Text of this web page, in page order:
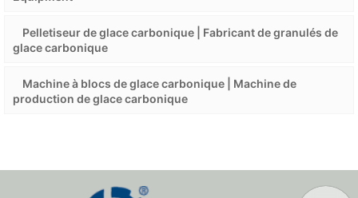
Pelletiseur de glace carbonique | Fabricant de granulés de
glace carbonique
Machine à blocs de glace carbonique | Machine de
production de glace carbonique